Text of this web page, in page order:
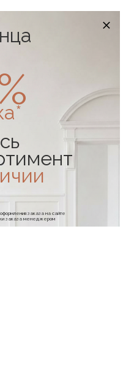
заказа на сайте
заказа менеджером